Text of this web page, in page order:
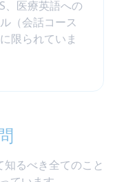
、医療英語への
（会話コース
限られていま
るべき全てのこと